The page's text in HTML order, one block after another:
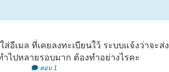
อีเมล ที่เคยลงทะเบียนใว้ ระบบแจ้งว่าจะส่ง
ไปหลายรอบมาก ต้องทำอย่างไรคะ
ตอบ 1